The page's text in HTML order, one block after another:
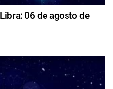
06 de agosto de